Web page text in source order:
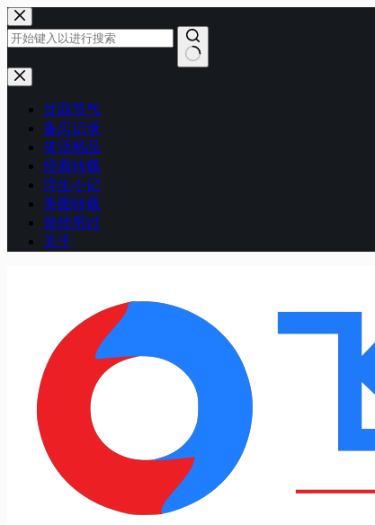
跳
至
内
容
无
廿四节气
备忘记录
笑话精品
经典转载
浮生小记
美图转载
曾经用过
关于